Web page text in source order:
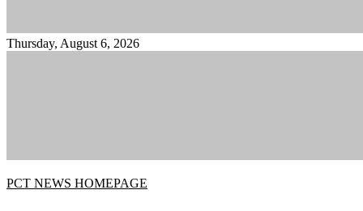
Thursday, August 6, 2026
PCT NEWS HOMEPAGE